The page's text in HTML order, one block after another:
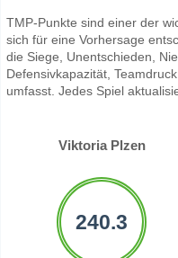
TMP-Punkte sind einer der
sich für eine Vorhersage
die Siege, Unentschieden,
Defensivkapazität,
umfasst. Jedes Spiel
Viktoria Plzen
240.3